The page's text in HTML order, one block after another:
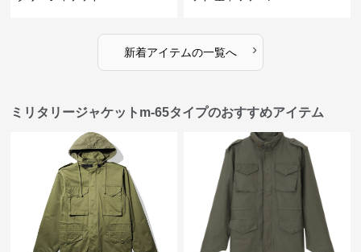
新着アイテムの一覧へ ›
ミリタリージャケットm-65タイプのおすすめアイテム